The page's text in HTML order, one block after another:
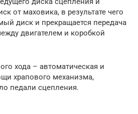
от маховика, в результате чего
диск и прекращается передача
двигателем и коробкой
хода – автоматическая и
храпового механизма,
педали сцепления.